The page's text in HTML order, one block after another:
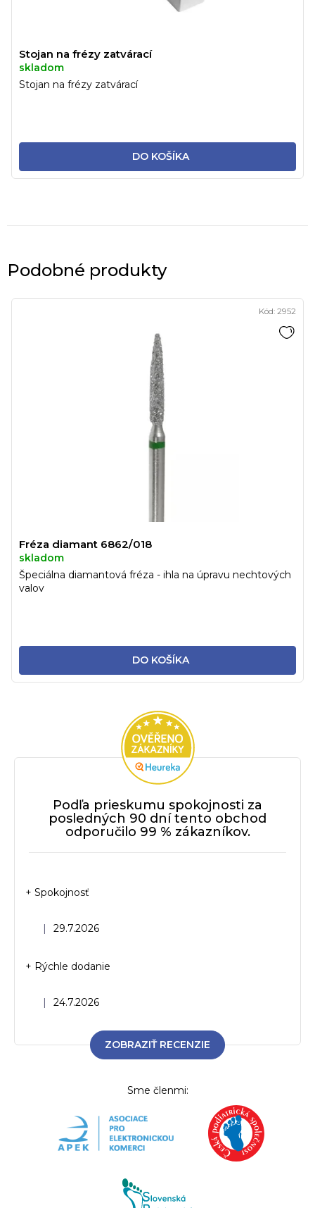
Stojan na frézy zatvárací
skladom
DO KOŠÍKA
Stojan na frézy zatvárací
Podobné produkty
Fréza diamant 6862/018
skladom
DO KOŠÍKA
Špeciálna diamantová fréza - ihla na úpravu nechtových
valov
Kód: 2952
Podľa prieskumu spokojnosti za
posledných 90 dní tento obchod
odporučilo 99 % zákazníkov.
Hodnotenie obchodu je 5 z 5 hviezdičiek.
| 29.7.2026
+ Spokojnosť
Hodnotenie obchodu je 5 z 5 hviezdičiek.
| 24.7.2026
+ Rýchle dodanie
ZOBRAZIŤ RECENZIE
Sme členmi: